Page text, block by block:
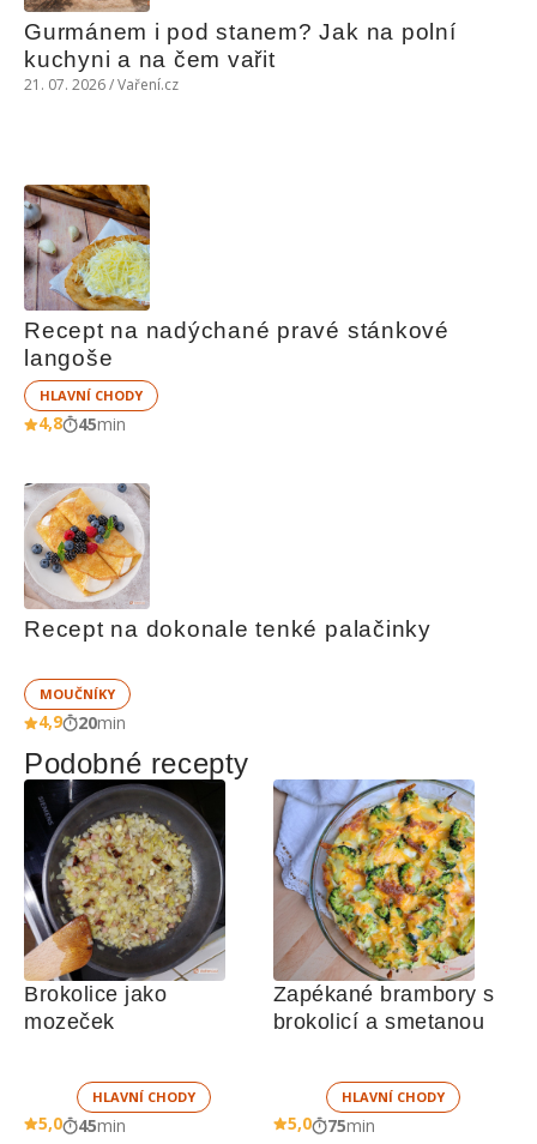
Gurmánem i pod stanem? Jak na polní
kuchyni a na čem vařit
21. 07. 2026 / Vaření.cz
Recept na nadýchané pravé stánkové
langoše
HLAVNÍ CHODY
4,8 45min
Recept na dokonale tenké palačinky
MOUČNÍKY
4,9 20min
Podobné recepty
Brokolice jako
mozeček
HLAVNÍ CHODY
5,0 45min
Zapékané brambory s
HLAVNÍ CHODY
5,0 75min